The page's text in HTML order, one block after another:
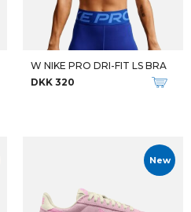
W NIKE PRO DRI-FIT LS BRA
DKK 320
New